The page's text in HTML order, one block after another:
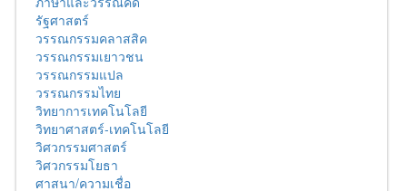
รัฐศาสตร์
วรรณกรรมคลาสสิค
วรรณกรรมเยาวชน
วรรณกรรมแปล
วรรณกรรมไทย
วิทยาการเทคโนโลยี
วิทยาศาสตร์-เทคโนโลยี
วิศวกรรมศาสตร์
วิศวกรรมโยธา
ศาสนา/ความเชื่อ